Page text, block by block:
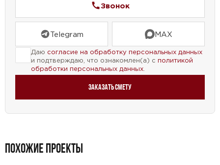
Звонок
Telegram MAX
Даю согласие на обработку персональных данных
и подтверждаю, что ознакомлен(а) с политикой
обработки персональных данных.
Заказать смету
ПОХОЖИЕ ПРОЕКТЫ